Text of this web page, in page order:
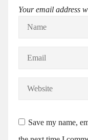
Your email address
Save my name,